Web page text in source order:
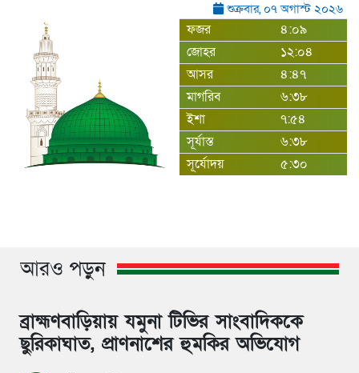
শুক্রবার, ০৭ অগাস্ট ২০২৬
ফজর
৪:০৯
জোহর
১২:০৪
আসর
৪:৪৭
মাগরিব
৬:৩৮
ইশা
৭:৫৪
সূর্যাস্ত
৬:৩৮
সূর্যোদয়
৫:৩০
আরও পড়ুন
ব্রাহ্মণবাড়িয়ায় যমুনা টিভির সাংবাদিককে
ছুরিকাঘাত, প্রাণনাশের হুমকির অভিযোগ